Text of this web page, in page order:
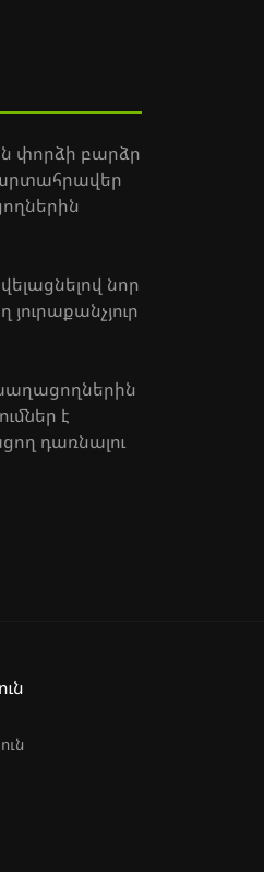
փորձի բարձր
նոր
է
դառնալու